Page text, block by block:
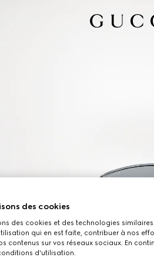
des cookies
des cookies et des technologies
qui en est faite, contribuer à nos
contenus sur vos réseaux sociaux. En
d'utilisation.